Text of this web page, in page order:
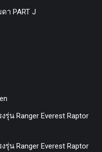
า PART J
น Ranger Everest Raptor
น Ranger Everest Raptor